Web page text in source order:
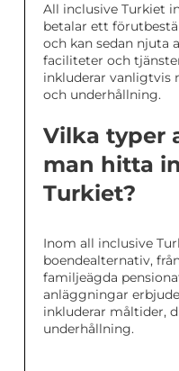
All inclusive Turkiet
betalar ett
och kan sedan njuta
faciliteter och
inkluderar vanligtvis
och underhållning.
Vilka typer
man hitta
Turkiet?
Inom all inclusive
boendealternativ,
familjeägda
anläggningar
inkluderar måltider,
underhållning.